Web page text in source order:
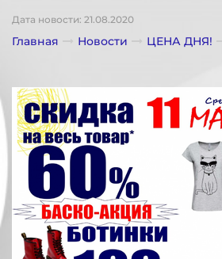
Дата новости: 21.08.2020
Главная Новости ЦЕНА ДНЯ!